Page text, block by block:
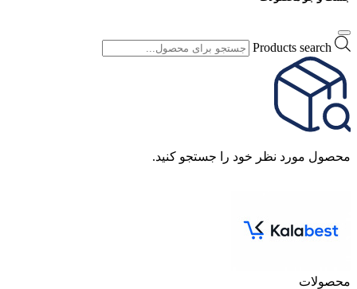
Products search
محصول مورد نظر خود را جستجو کنید.
محصولات